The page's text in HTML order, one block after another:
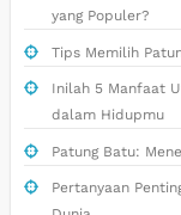
yang Populer?
Tips Memilih
Inilah 5 Manfaat
dalam Hidupmu
Patung Batu:
Pertanyaan